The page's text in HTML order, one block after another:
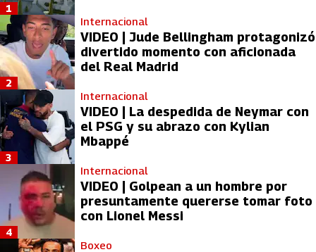
1
Internacional
VIDEO | Jude Bellingham protagonizó
divertido momento con aficionada
del Real Madrid
2
Internacional
VIDEO | La despedida de Neymar con
el PSG y su abrazo con Kylian
Mbappé
3
Internacional
VIDEO | Golpean a un hombre por
presuntamente quererse tomar foto
con Lionel Messi
4
Boxeo